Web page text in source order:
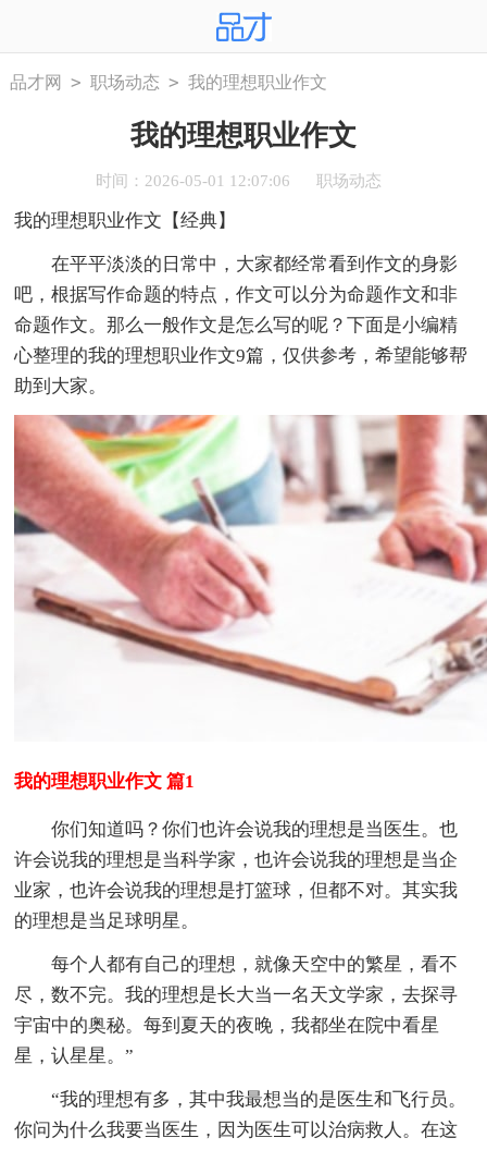
品才网 > 职场动态 > 我的理想职业作文
我的理想职业作文
时间：2026-05-01 12:07:06 职场动态
我的理想职业作文【经典】
在平平淡淡的日常中，大家都经常看到作文的身影
吧，根据写作命题的特点，作文可以分为命题作文和非
命题作文。那么一般作文是怎么写的呢？下面是小编精
心整理的我的理想职业作文9篇，仅供参考，希望能够帮
助到大家。
我的理想职业作文 篇1
你们知道吗？你们也许会说我的理想是当医生。也
许会说我的理想是当科学家，也许会说我的理想是当企
业家，也许会说我的理想是打篮球，但都不对。其实我
的理想是当足球明星。
每个人都有自己的理想，就像天空中的繁星，看不
尽，数不完。我的理想是长大当一名天文学家，去探寻
宇宙中的奥秘。每到夏天的夜晚，我都坐在院中看星
星，认星星。”
“我的理想有多，其中我最想当的是医生和飞行员。
你问为什么我要当医生，因为医生可以治病救人。在这